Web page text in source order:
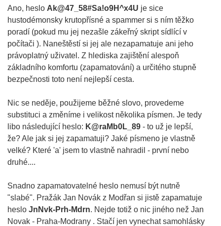
Ano, heslo Ak@47_58#Sa!o9H^x4U je sice
hustodémonsky krutopřísné a spammer si s ním těžko
poradí (pokud mu jej nezašle zákeřný skript sídlící v
počítači ). Naneštěstí si jej ale nezapamatuje ani jeho
právoplatný uživatel. Z hlediska zajištění alespoň
základního komfortu (zapamatování) a určitého stupně
bezpečnosti toto není nejlepší cesta.
Nic se neděje, použijeme běžné slovo, provedeme
substituci a změníme i velikost několika písmen. Je tedy
libo následující heslo: K@raMb0L_89 - to už je lepší,
že? Ale jak si jej zapamatuji? Jaké písmeno je vlastně
velké? Které 'a' jsem to vlastně nahradil - první nebo
druhé....
Snadno zapamatovatelné heslo nemusí být nutně
"slabé". Pražák Jan Novák z Modřan si jistě zapamatuje
heslo JnNvk-Prh-Mdrn. Nejde totiž o nic jiného než Jan
Novak - Praha-Modrany . Stačí jen vynechat samohlásky